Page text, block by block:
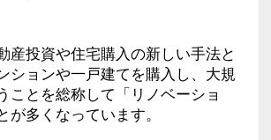
産投資や住宅購入の新しい手法と
ションや一戸建てを購入し、大規
ことを総称して「リノベーショ
が多くなっています。